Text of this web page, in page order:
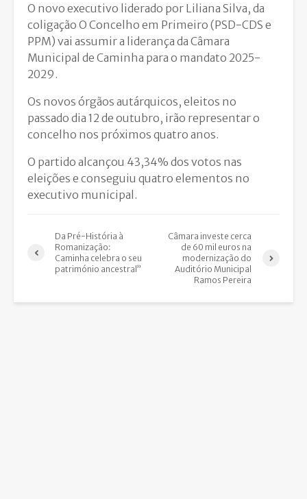
O novo executivo liderado por Liliana Silva, da
coligação O Concelho em Primeiro (PSD-CDS e
PPM) vai assumir a liderança da Câmara
Municipal de Caminha para o mandato 2025-
2029.
Os novos órgãos autárquicos, eleitos no
passado dia 12 de outubro, irão representar o
concelho nos próximos quatro anos.
O partido alcançou 43,34% dos votos nas
eleições e conseguiu quatro elementos no
executivo municipal.
Da Pré-História à
Romanização:
Caminha celebra o seu
património ancestral”
Câmara investe cerca
de 60 mil euros na
modernização do
Auditório Municipal
Ramos Pereira